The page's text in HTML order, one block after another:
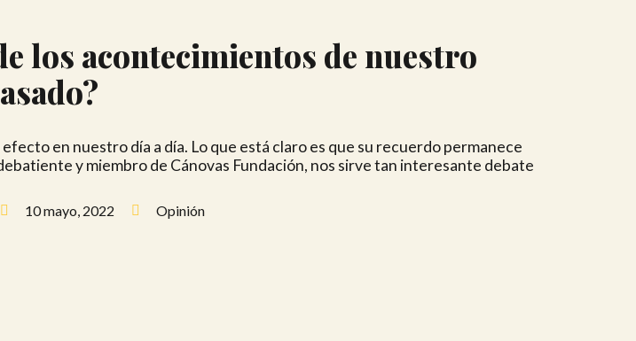
los acontecimientos de nuestro
en nuestro día a día. Lo que está claro es que su recuerdo permanece
y miembro de Cánovas Fundación, nos sirve tan interesante debate
10 mayo, 2022 Opinión